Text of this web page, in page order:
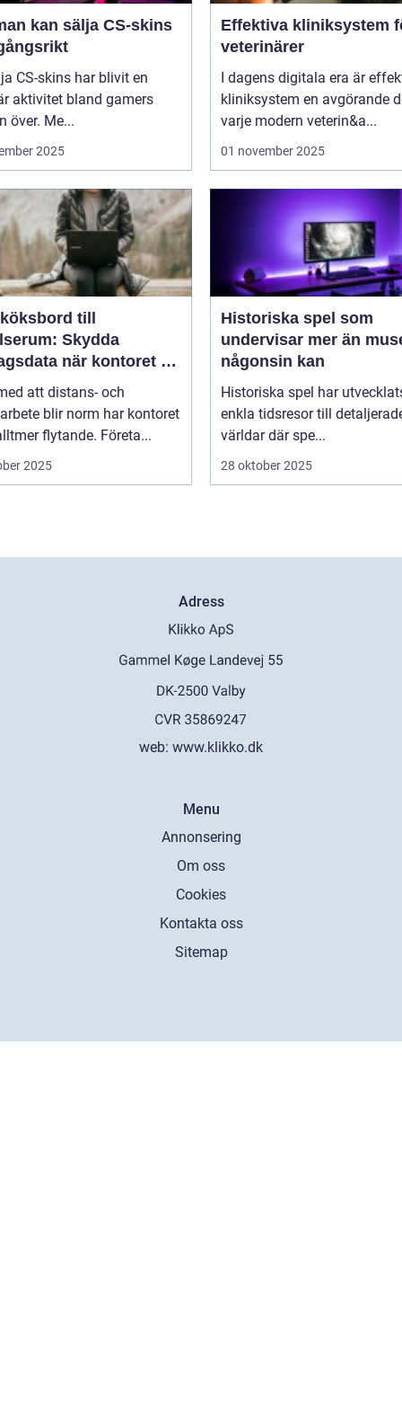
kan sälja CS-skins
CS-skins har blivit en
aktivitet bland gamers
över. Me...
2025
Effektiva kliniksystem
veterinärer
I dagens digitala era är
kliniksystem en avgörande
varje modern veterin&a...
01 november 2025
till
Skydda
när kontoret är
att distans- och
blir norm har kontoret
flytande. Företa...
2025
Historiska spel som
undervisar mer än
någonsin kan
Historiska spel har
enkla tidsresor till
världar där spe...
28 oktober 2025
Adress
web: www.klikko.dk
Menu
Annonsering
Om oss
Cookies
Kontakta oss
Sitemap